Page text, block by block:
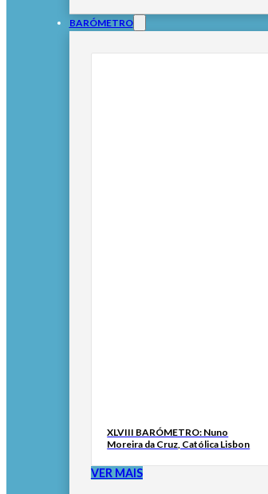
BARÓMETRO
XLVIII BARÓMETRO: Nuno
Moreira da Cruz, Católica Lisbon
VER MAIS